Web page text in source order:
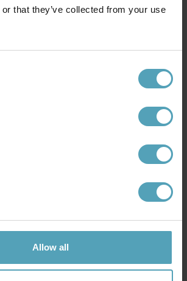
that they’ve collected from your use
Allow all
1 119 kr
PRISMATCH